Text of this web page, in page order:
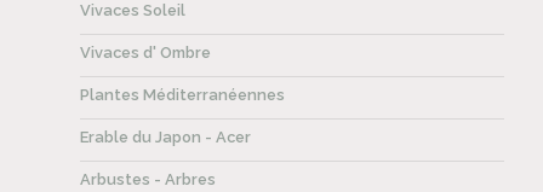
Vivaces Soleil
Vivaces d' Ombre
Plantes Méditerranéennes
Erable du Japon - Acer
Arbustes - Arbres